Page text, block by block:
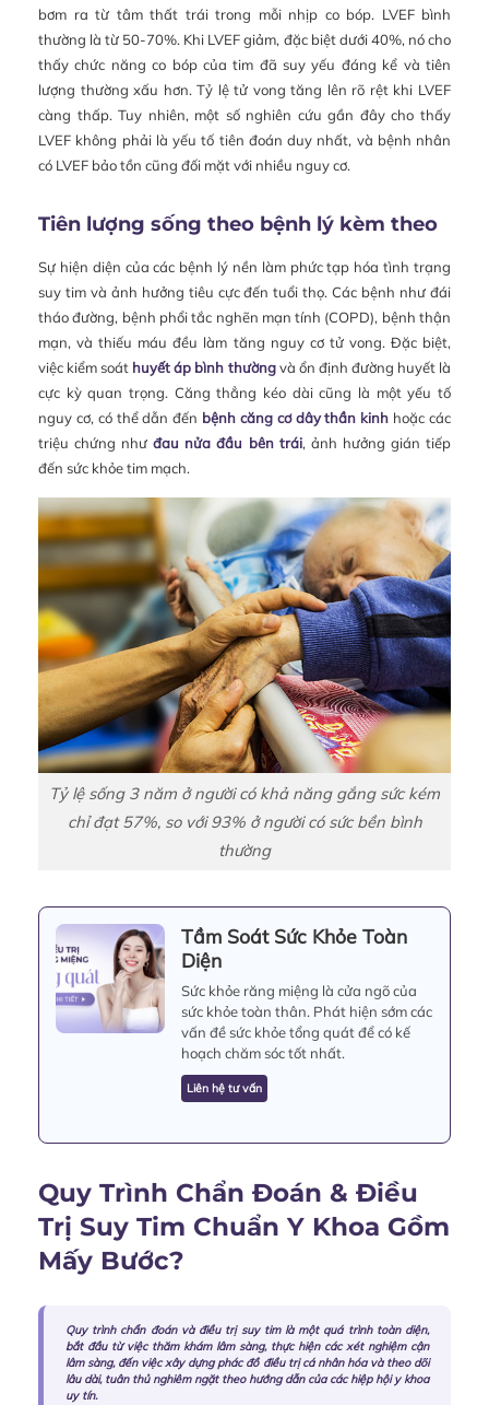
bơm ra từ tâm thất trái trong mỗi nhịp co bóp. LVEF bình
thường là từ 50-70%. Khi LVEF giảm, đặc biệt dưới 40%, nó cho
thấy chức năng co bóp của tim đã suy yếu đáng kể và tiên
lượng thường xấu hơn. Tỷ lệ tử vong tăng lên rõ rệt khi LVEF
càng thấp. Tuy nhiên, một số nghiên cứu gần đây cho thấy
LVEF không phải là yếu tố tiên đoán duy nhất, và bệnh nhân
có LVEF bảo tồn cũng đối mặt với nhiều nguy cơ.
Tiên lượng sống theo bệnh lý kèm theo
Sự hiện diện của các bệnh lý nền làm phức tạp hóa tình trạng
suy tim và ảnh hưởng tiêu cực đến tuổi thọ. Các bệnh như đái
tháo đường, bệnh phổi tắc nghẽn mạn tính (COPD), bệnh thận
mạn, và thiếu máu đều làm tăng nguy cơ tử vong. Đặc biệt,
việc kiểm soát huyết áp bình thườngvà ổn định đường huyết là
cực kỳ quan trọng. Căng thẳng kéo dài cũng là một yếu tố
nguy cơ, có thể dẫn đến bệnh căng cơ dây thần kinh hoặc các
triệu chứng nhưđau nửa đầu bên trái, ảnh hưởng gián tiếp
đến sức khỏe tim mạch.
Tỷ lệ sống 3 năm ở người có khả năng gắng sức kém
chỉ đạt 57%, so với 93% ở người có sức bền bình
thường
Tầm Soát Sức Khỏe Toàn
Diện
Sức khỏe răng miệng là cửa ngõ của
sức khỏe toàn thân. Phát hiện sớm các
vấn đề sức khỏe tổng quát để có kế
hoạch chăm sóc tốt nhất.
Liên hệ tư vấn
Quy Trình Chẩn Đoán & Điều
Trị Suy Tim Chuẩn Y Khoa Gồm
Mấy Bước?
Quy trình chẩn đoán và điều trị suy tim là một quá trình toàn diện,
bắt đầu từ việc thăm khám lâm sàng, thực hiện các xét nghiệm cận
lâm sàng, đến việc xây dựng phác đồ điều trị cá nhân hóa và theo dõi
lâu dài, tuân thủ nghiêm ngặt theo hướng dẫn của các hiệp hội y khoa
uy tín.